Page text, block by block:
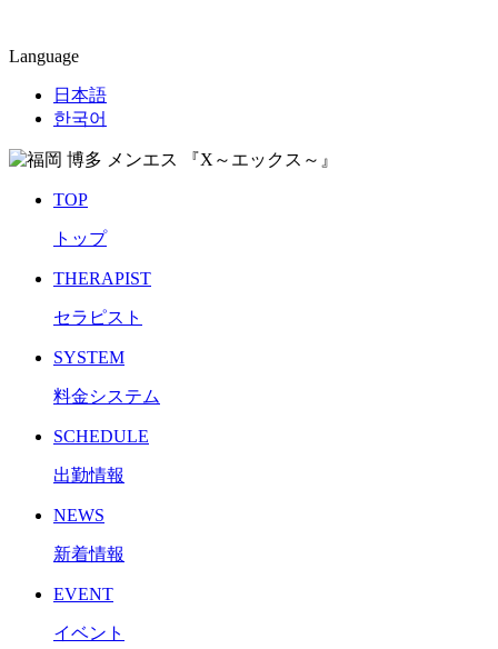
Language
日本語
한국어
TOP
トップ
THERAPIST
セラピスト
SYSTEM
料金システム
SCHEDULE
出勤情報
NEWS
新着情報
EVENT
イベント